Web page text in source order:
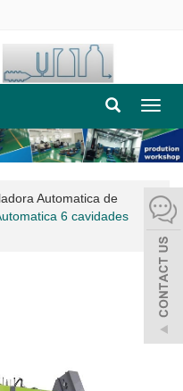
Automatica de
6 cavidades